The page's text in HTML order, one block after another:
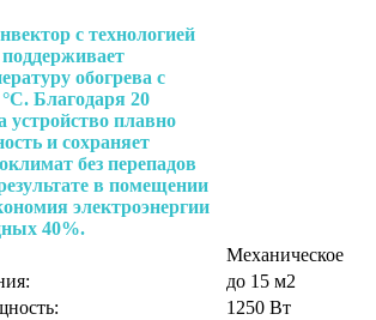
с технологией
обогрева с
Благодаря 20
устройство плавно
и сохраняет
без перепадов
в помещении
электроэнергии
40%.
Механическое
до 15 м2
1250 Вт